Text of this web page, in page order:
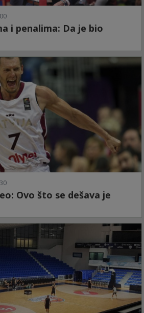
i penalima: Da je bio
Ovo što se dešava je